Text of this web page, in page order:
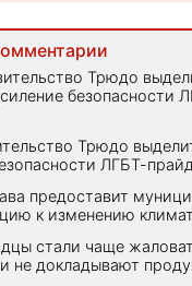
Трюдо
безопасности
Трюдо
ЛГБТ-
предоставит
к изменению
стали чаще
не докладывают